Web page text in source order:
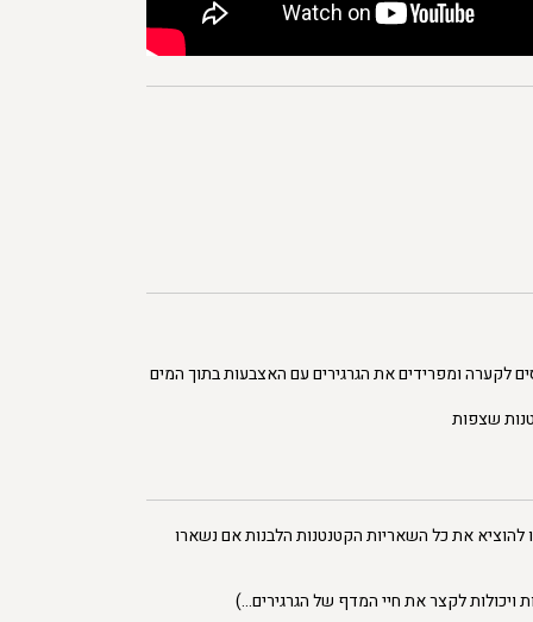
לקערה ומפרידים את הגרגירים עם האצבעות בתוך המים
שצפות
להוציא את כל השאריות הקטנטנות הלבנות אם נשארו
ויכולות לקצר את חיי המדף של הגרגירים…)